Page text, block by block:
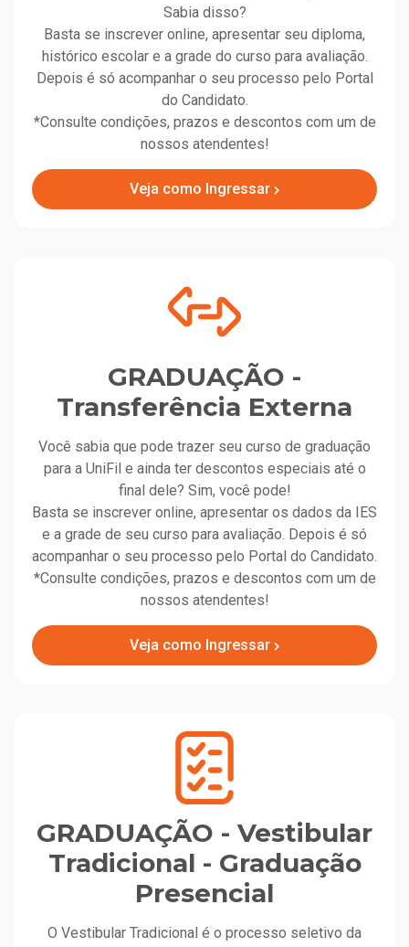
Sabia disso?
Basta se inscrever online, apresentar seu diploma,
histórico escolar e a grade do curso para avaliação.
Depois é só acompanhar o seu processo pelo Portal
do Candidato.
*Consulte condições, prazos e descontos com um de
nossos atendentes!
Veja como Ingressar
GRADUAÇÃO -
Transferência Externa
Você sabia que pode trazer seu curso de graduação
para a UniFil e ainda ter descontos especiais até o
final dele? Sim, você pode!
Basta se inscrever online, apresentar os dados da IES
e a grade de seu curso para avaliação. Depois é só
acompanhar o seu processo pelo Portal do Candidato.
*Consulte condições, prazos e descontos com um de
nossos atendentes!
Veja como Ingressar
GRADUAÇÃO - Vestibular
Tradicional - Graduação
Presencial
O Vestibular Tradicional é o processo seletivo da